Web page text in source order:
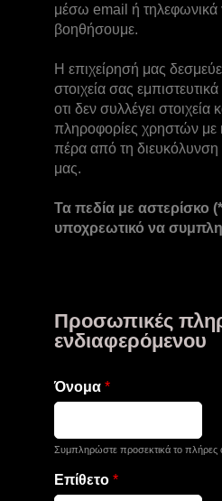
μέσω email ή τηλεφωνικά
βοηθήσουμε.
Η επιχείρησή μας
στοιχεία σας
οτι δεν συλλέγει
πληροφορίες χρηστών
πέρα από τη διευκόλυνση
μας.
Τα πεδία με αστερίσκο
υποχρεωτικό να
Προσωπικές
ενδιαφερόμενου
Όνομα *
Συμπληρώστε προσεκτικά το πλήρες
Επίθετο *